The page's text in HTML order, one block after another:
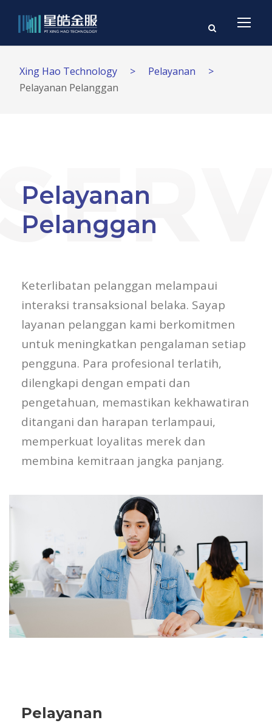
Xing Hao Technology > Pelayanan
>
Pelayanan Pelanggan
Pelayanan
Pelanggan
Keterlibatan pelanggan melampaui
interaksi transaksional belaka. Sayap
layanan pelanggan kami berkomitmen
untuk meningkatkan pengalaman setiap
pengguna. Para profesional terlatih,
dilengkapi dengan empati dan
pengetahuan, memastikan kekhawatiran
ditangani dan harapan terlampaui,
memperkuat loyalitas merek dan
membina kemitraan jangka panjang.
Pelayanan